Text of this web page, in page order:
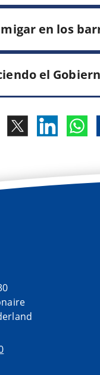
en los
el